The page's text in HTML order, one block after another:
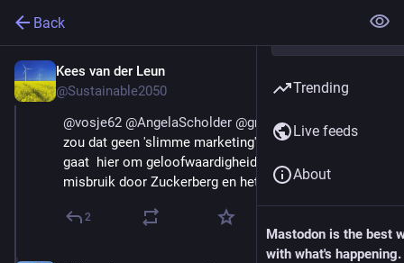
Back
Kees van der Leun
@Sustainable2050
@vosje62 @AngelaScholder @groenlinks @PvdA
zou dat geen 'slimme marketing' willen noemen. Het
gaat  hier om geloofwaardigheid (naast het risico van
misbruik door Zuckerberg en het Trump  regime).
2
Trending
Live feeds
About
Mastodon is the best
with what's happening.